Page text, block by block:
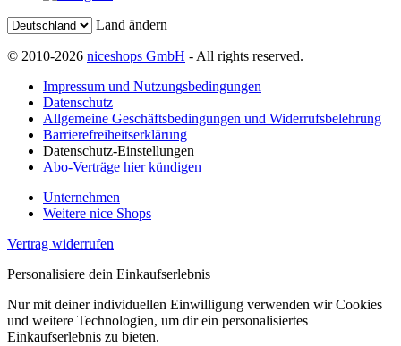
Land ändern
© 2010-2026 niceshops GmbH - All rights reserved.
Impressum und Nutzungsbedingungen
Datenschutz
Allgemeine Geschäftsbedingungen und Widerrufsbelehrung
Barrierefreiheitserklärung
Datenschutz-Einstellungen
Abo-Verträge hier kündigen
Unternehmen
Weitere nice Shops
Vertrag widerrufen
Personalisiere dein Einkaufserlebnis
Nur mit deiner individuellen Einwilligung verwenden wir Cookies
und weitere Technologien, um dir ein personalisiertes
Einkaufserlebnis zu bieten.